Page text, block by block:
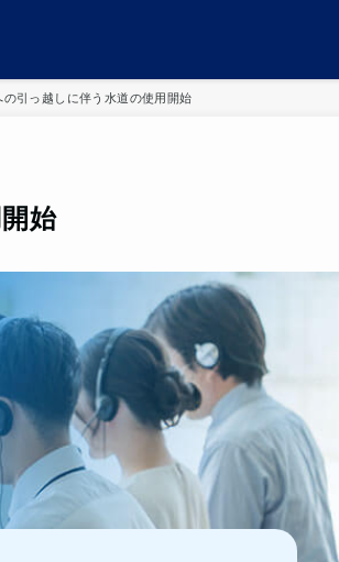
引っ越しに伴う水道の使用開始
始